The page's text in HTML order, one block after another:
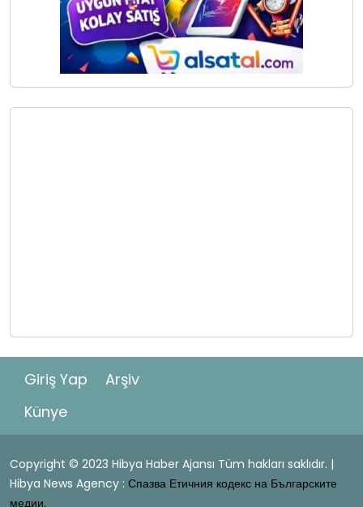
Giriş Yap
Arşiv
Künye
Copyright © 2023 Hibya Haber Ajansı Tüm hakları saklıdır. |
Hibya News Agency : Спазва Етичния кодекс на Българските
медии.